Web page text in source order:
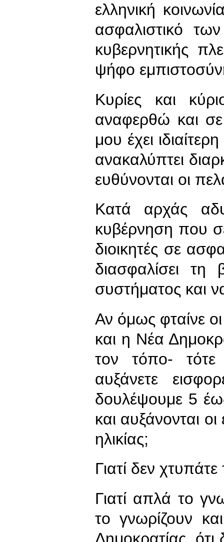
ελληνική
ασφαλιστικό
κυβερνητικής
ψήφο
Κυρίες και
αναφερθώ και
μου έχει
ανακαλύπτει
ευθύνονται οι
Κατά αρχάς
κυβέρνηση που
διοικητές σε
διασφαλίσει τη
συστήματος και
Αν όμως φταίνε οι
και η Νέα
τον τόπο- τότε
αυξάνετε
δουλέψουμε 5
και αυξάνονται
ηλικίας;
Γιατί δεν χτυπάτε
Γιατί απλά το
το γνωρίζουν
Δημοκρατίας, ότι